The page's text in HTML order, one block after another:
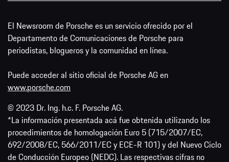
El Newsroom de Porsche es un servicio ofrecido por el
Departamento de Comunicaciones de Porsche para
periodistas, blogueros y la comunidad en línea.
Puede acceder al sitio oficial de Porsche AG en
www.porsche.com
© 2023 Dr. Ing. h.c. F. Porsche AG.
*La información presentada acá fue obtenida utilizando los
procedimientos de homologación Euro 5 (715/2007/EC,
692/2008/EC, 566/2011/EC y ECE-R 101) y del Nuevo Ciclo
de Conducción Europeo (NEDC). Las respectivas cifras no